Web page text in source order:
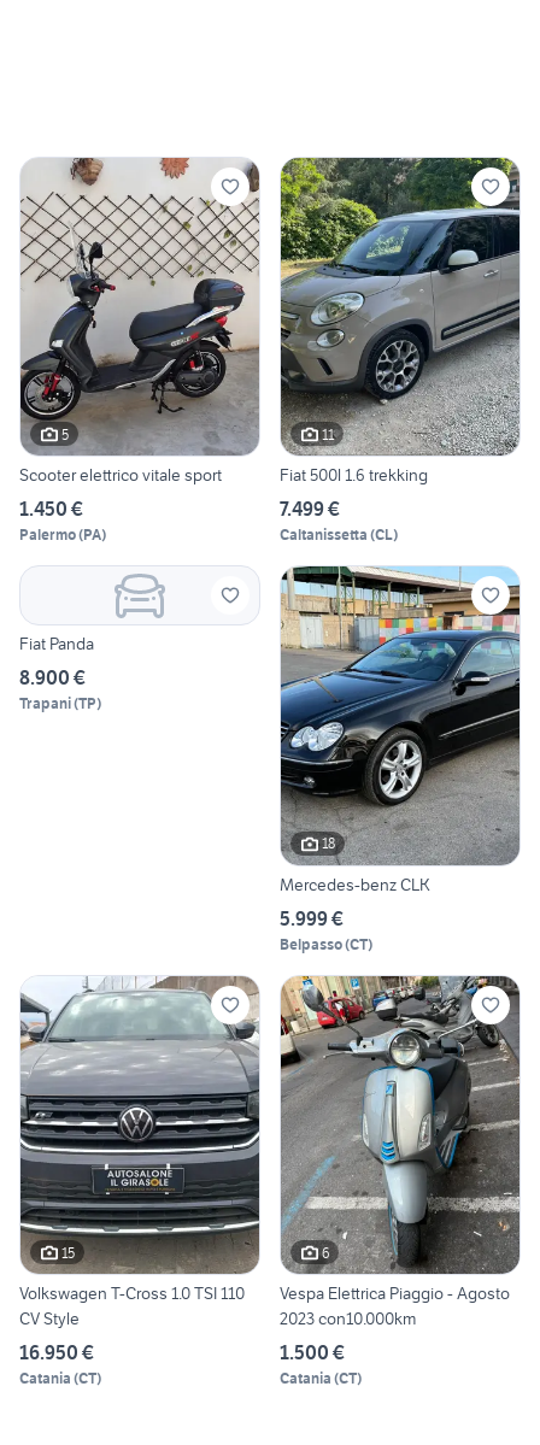
5
Scooter elettrico vitale sport
1.450 €
Palermo(PA)
11
Fiat 500l 1.6 trekking
7.499 €
Caltanissetta (CL)
Fiat Panda
8.900 €
Trapani(TP)
18
Mercedes-benz CLK
5.999 €
Belpasso(CT)
15
Volkswagen T-Cross 1.0 TSI 110
CV Style
16.950 €
Catania (CT)
6
Vespa Elettrica Piaggio - Agosto
2023 con10.000km
1.500 €
Catania (CT)